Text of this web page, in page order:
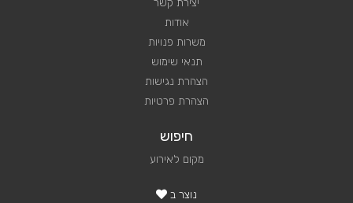
יצירת קשר
אודות
משרות פנויות
תנאי שימוש
הצהרת נגישות
הצהרת פרטיות
חיפוש
מקום לאירוע
נוצר ב